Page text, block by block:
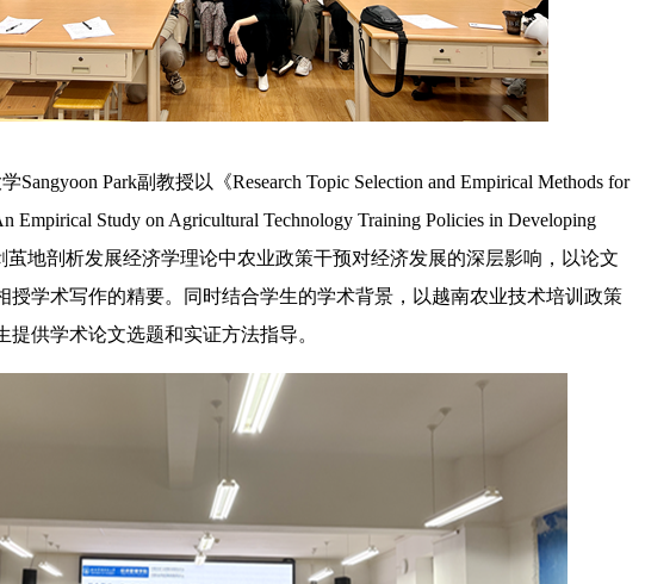
Park副教授以《Research Topic Selection and Empirical Methods for
Empirical Study on Agricultural Technology Training Policies in Developing
茧地剖析发展经济学理论中农业政策干预对经济发展的深层影响，以论文
授学术写作的精要。同时结合学生的学术背景，以越南农业技术培训政策
供学术论文选题和实证方法指导。